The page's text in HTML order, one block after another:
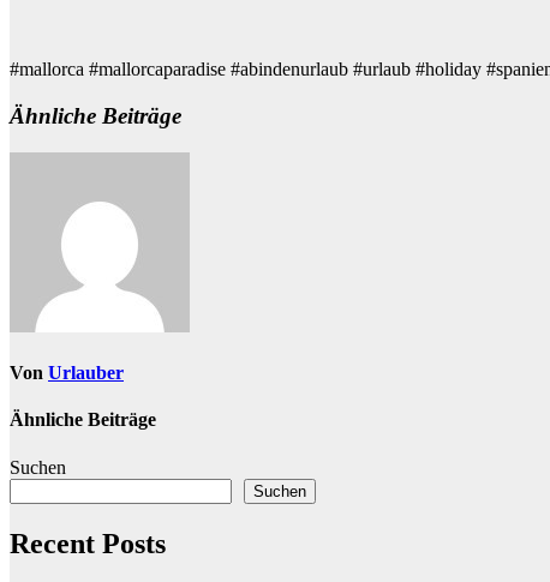
#mallorca #mallorcaparadise #abindenurlaub #urlaub #holiday
Ähnliche Beiträge
Von Urlauber
Ähnliche Beiträge
Suchen
Suchen
Recent Posts